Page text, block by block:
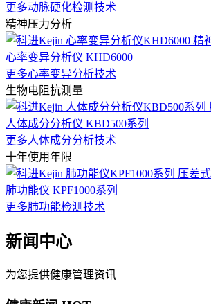
更多动脉硬化检测技术
精神压力分析
心率变异分析仪 KHD6000
更多心率变异分析技术
生物电阻抗测量
人体成分分析仪 KBD500系列
更多人体成分分析技术
十年使用年限
肺功能仪 KPF1000系列
更多肺功能检测技术
新闻中心
为您提供健康管理资讯